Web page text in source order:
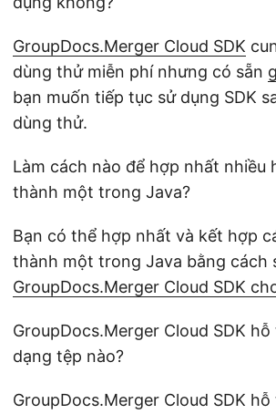
GroupDocs.Merger Cloud SDK
dùng thử miễn phí nhưng có sẵn
bạn muốn tiếp tục sử dụng SDK
dùng thử.
Làm cách nào để hợp nhất nhiều
thành một trong Java?
Bạn có thể hợp nhất và kết hợp
thành một trong Java bằng cách
GroupDocs.Merger Cloud SDK
GroupDocs.Merger Cloud SDK
dạng tệp nào?
GroupDocs.Merger Cloud SDK